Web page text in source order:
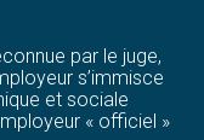
par le juge,
s’immisce
et sociale
« officiel »